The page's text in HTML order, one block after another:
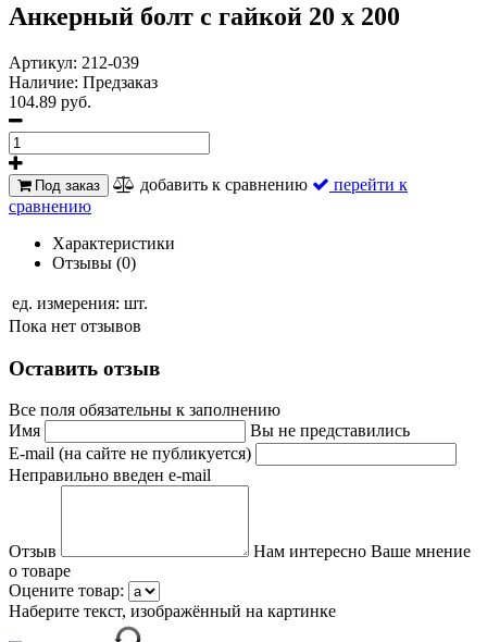
Анкерный болт с гайкой 20 х 200
Артикул: 212-039
Наличие: Предзаказ
104.89 руб.
Под заказ добавить к сравнению
перейти к
сравнению
Характеристики
Отзывы (0)
ед. измерения: шт.
Пока нет отзывов
Оставить отзыв
Все поля обязательны к заполнению
Имя
Вы не представились
E-mail (на сайте не публикуется)
Неправильно введен e-mail
Отзыв
Нам интересно Ваше мнение
о товаре
Оцените товар:
Наберите текст, изображённый на картинке